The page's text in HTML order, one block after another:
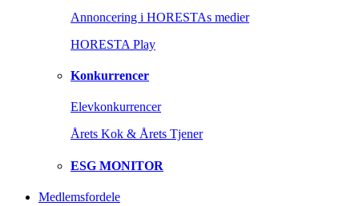
Annoncering i HORESTAs medier
HORESTA Play
Konkurrencer
Elevkonkurrencer
Årets Kok & Årets Tjener
ESG MONITOR
Medlemsfordele